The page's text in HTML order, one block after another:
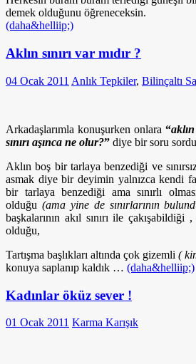
demek olduğunu öğreneceksin.
(daha&helliip;)
Aklın sınırı var mıdır ?
04 Ocak 2011 Anlık Tepkiler, Bilinçaltı
Arkadaşlarımla konuşurken onlara “
sınırı aşınca ne olur?” diye bir soru
Aklın boş bir tarlaya benzediği ve
asmak diye bir deyimin yalnızca kendi
bir tarlaya benzediği ama sınırlı
olduğu (ama yine de sınırlarının
başkalarının akıl sınırı ile çakışabildiği
olduğu,
Tartışma başlıkları altında çok gizemli (
konuya saplanıp kaldık … (daha&helliip;)
Kadınlar öküz sever !
01 Ocak 2011 Karma Karışık